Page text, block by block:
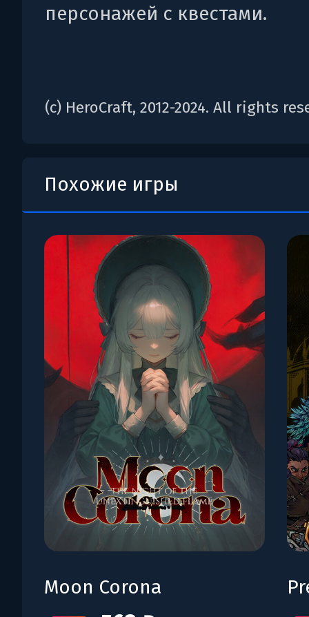
персонажей с квестами.
(c) HeroCraft, 2012-2024. All rights
Похожие игры
Moon Corona